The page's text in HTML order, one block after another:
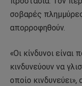
σοβαρές
απορροφηθούν.
«Οι κίνδυνοι
κινδυνεύουν να
οποίο